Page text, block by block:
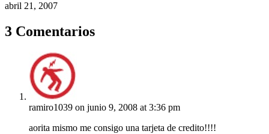
abril 21, 2007
3 Comentarios
ramiro1039 on junio 9, 2008 at 3:36 pm
aorita mismo me consigo una tarjeta de credito!!!!